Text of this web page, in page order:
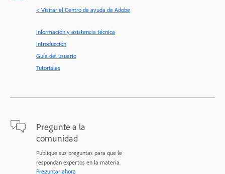
< Visitar el Centro de ayuda de Adobe
Información y asistencia técnica
Introducción
Guía del usuario
Tutoriales
Pregunte a la
comunidad
Publique sus preguntas para que le
respondan expertos en la materia.
Preguntar ahora